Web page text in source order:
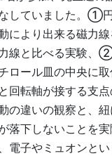
していました。①
により出来る磁力
線と比べる実験、
ロール皿の中央に
回転軸が接する支
の違いの観察と、
落下しないことを
電子やミュオンと